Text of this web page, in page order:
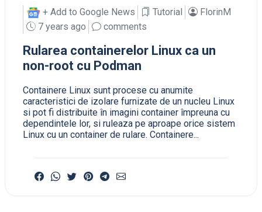
+ Add to Google News Tutorial
FlorinM
7 years ago
comments
Rularea containerelor Linux ca un
non-root cu Podman
Containere Linux sunt procese cu anumite
caracteristici de izolare furnizate de un nucleu Linux
si pot fi distribuite în imagini container împreuna cu
dependintele lor, si ruleaza pe aproape orice sistem
Linux cu un container de rulare. Containere...